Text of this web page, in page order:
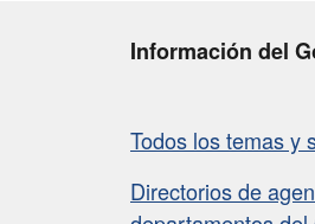
Información del
Todos los temas y
Directorios de